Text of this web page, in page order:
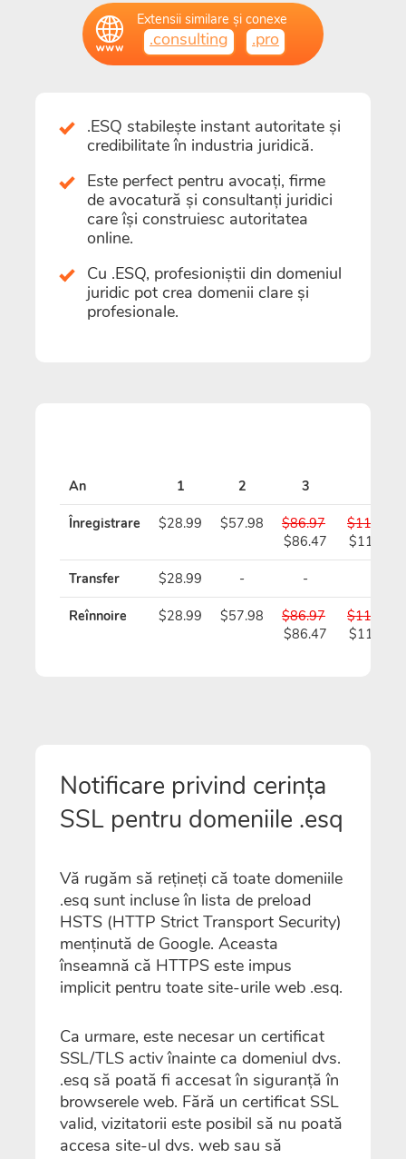
Extensii similare și conexe
.consulting .pro
.ESQ stabilește instant autoritate și
credibilitate în industria juridică.
Este perfect pentru avocați, firme
de avocatură și consultanți juridici
care își construiesc autoritatea
online.
Cu .ESQ, profesioniștii din domeniul
juridic pot crea domenii clare și
profesionale.
An 1 2 3
Înregistrare $28.99 $57.98
$86.97
$86.47
$115.96
$114.96
Transfer $28.99 - -
Reînnoire $28.99 $57.98
$86.97
$86.47
$115.96
$114.96
Notificare privind cerința
SSL pentru domeniile .esq
Vă rugăm să rețineți că toate domeniile
.esq sunt incluse în lista de preload
HSTS (HTTP Strict Transport Security)
menținută de Google. Aceasta
înseamnă că HTTPS este impus
implicit pentru toate site-urile web .esq.
Ca urmare, este necesar un certificat
SSL/TLS activ înainte ca domeniul dvs.
.esq să poată fi accesat în siguranță în
browserele web. Fără un certificat SSL
valid, vizitatorii este posibil să nu poată
accesa site-ul dvs. web sau să